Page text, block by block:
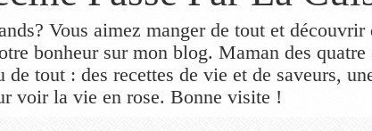
Vous aimez manger de tout et
bonheur sur mon blog. Maman des
de tout : des recettes de vie et de saveurs,
voir la vie en rose. Bonne visite !